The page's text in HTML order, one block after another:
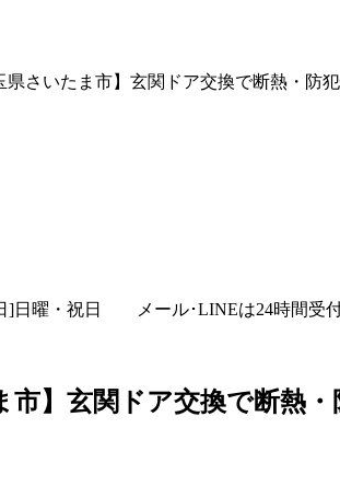
県さいたま市】玄関ドア交換で断熱・防
日曜・祝日 メール･LINEは24時間受付
市】玄関ドア交換で断熱